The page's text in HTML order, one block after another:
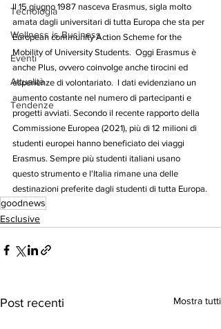
Tecnologia
Wellness is Business
Eventi
Attualità
Tendenze
Il 15 giugno 1987 nasceva Erasmus, sigla molto
amata dagli universitari di tutta Europa che sta per
European community Action Scheme for the
Mobility of University Students.  Oggi Erasmus è
anche Plus, ovvero coinvolge anche tirocini ed
esperienze di volontariato.  I dati evidenziano un
aumento costante nel numero di partecipanti e
progetti avviati. Secondo il recente rapporto della
Commissione Europea (2021), più di 12 milioni di
studenti europei hanno beneficiato dei viaggi
Erasmus. Sempre più studenti italiani usano
questo strumento e l'Italia rimane una delle
destinazioni preferite dagli studenti di tutta Europa.
goodnews
Esclusive
Post recenti Mostra tutti